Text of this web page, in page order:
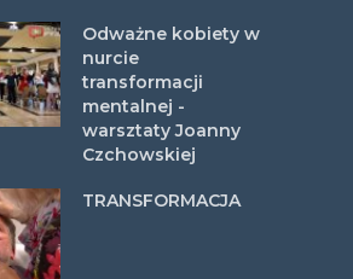
Odważne kobiety w
nurcie
transformacji
mentalnej -
warsztaty Joanny
Czchowskiej
TRANSFORMACJA